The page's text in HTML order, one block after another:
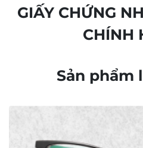
GIẤY CHỨNG
CHÍNH
Sản phẩm